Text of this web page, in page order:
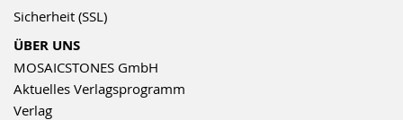
Sicherheit (SSL)
ÜBER UNS
MOSAICSTONES GmbH
Aktuelles Verlagsprogramm
Verlag